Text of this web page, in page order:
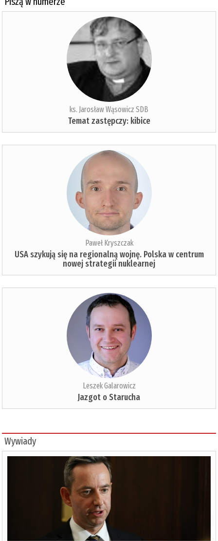
ks. Jarosław Wąsowicz SDB
Temat zastępczy: kibice
Paweł Kryszczak
USA szykują się na regionalną wojnę. Polska w centrum
nowej strategii nuklearnej
Leszek Galarowicz
Jazgot o Starucha
Wywiady